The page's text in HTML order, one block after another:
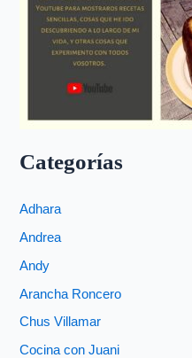
Categorías
Adhara
Andrea
Andy
Arancha Roncero
Chus Villamar
Cocina con Juani